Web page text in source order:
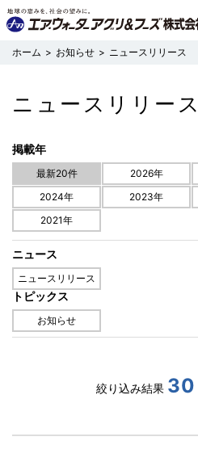
お知らせ ニュースリリース
ニュースリリース
最新20件 2026年
2024年
2023年
2021年
ニュース
ニュースリリース
トピックス
お知らせ
絞り込み結果 30